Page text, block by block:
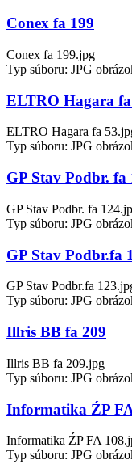
Conex fa 199
Conex fa 199.jpg
Typ súboru: JPG
ELTRO Hagara
ELTRO Hagara fa
Typ súboru: JPG
GP Stav Podbr. fa
GP Stav Podbr. fa
Typ súboru: JPG
GP Stav Podbr.fa
GP Stav Podbr.fa
Typ súboru: JPG
Illris BB fa 209
Illris BB fa 209.jpg
Typ súboru: JPG
Informatika ŹP
Informatika ŹP FA
Typ súboru: JPG